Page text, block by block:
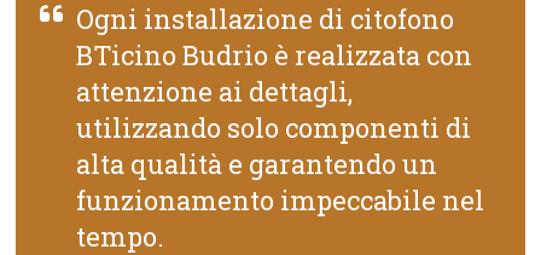
Ogni installazione di citofono
BTicino Budrio è realizzata con
attenzione ai dettagli,
utilizzando solo componenti di
alta qualità e garantendo un
funzionamento impeccabile nel
tempo.